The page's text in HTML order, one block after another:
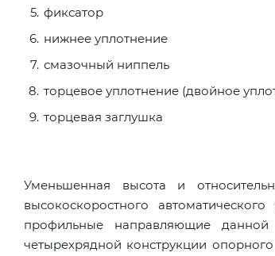
фиксатор
нижнее уплотнение
смазочный ниппель
торцевое уплотнение (двойное
торцевая заглушка
Уменьшенная высота и
высокоскоростного
профильные направляющие данной
четырехрядной конструкции